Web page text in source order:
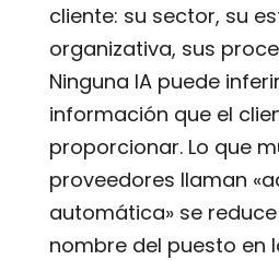
cliente: su sector, su
organizativa, sus
Ninguna IA puede
información que el
proporcionar. Lo que
proveedores llaman
automática» se
nombre del puesto en